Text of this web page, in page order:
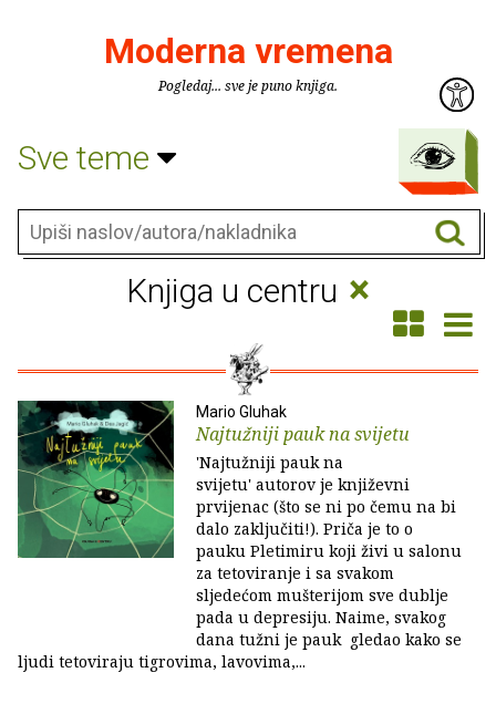
Moderna vremena
Pogledaj... sve je puno knjiga.
Sve teme
Knjiga u centru ×
Mario Gluhak
Najtužniji pauk na svijetu
'Najtužniji pauk na
svijetu' autorov je književni
prvijenac (što se ni po čemu na bi
dalo zaključiti!). Priča je to o
pauku Pletimiru koji živi u salonu
za tetoviranje i sa svakom
sljedećom mušterijom sve dublje
pada u depresiju. Naime, svakog
dana tužni je pauk gledao kako se
ljudi tetoviraju tigrovima, lavovima,...